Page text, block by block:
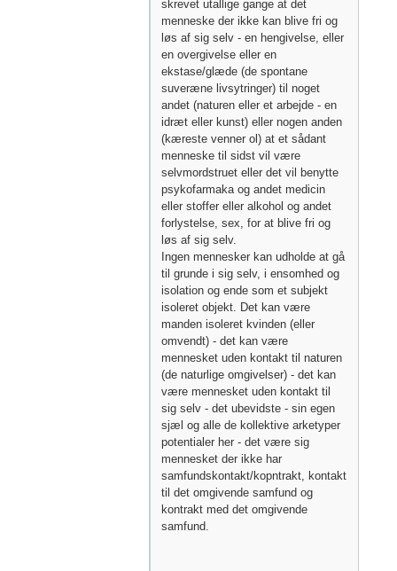
skrevet utallige gange at det
menneske der ikke kan blive fri og
løs af sig selv - en hengivelse, eller
en overgivelse eller en
ekstase/glæde (de spontane
suveræne livsytringer) til noget
andet (naturen eller et arbejde - en
idræt eller kunst) eller nogen anden
(kæreste venner ol) at et sådant
menneske til sidst vil være
selvmordstruet eller det vil benytte
psykofarmaka og andet medicin
eller stoffer eller alkohol og andet
forlystelse, sex, for at blive fri og
løs af sig selv.
Ingen mennesker kan udholde at gå
til grunde i sig selv, i ensomhed og
isolation og ende som et subjekt
isoleret objekt. Det kan være
manden isoleret kvinden (eller
omvendt) - det kan være
mennesket uden kontakt til naturen
(de naturlige omgivelser) - det kan
være mennesket uden kontakt til
sig selv - det ubevidste - sin egen
sjæl og alle de kollektive arketyper
potentialer her - det være sig
mennesket der ikke har
samfundskontakt/kopntrakt, kontakt
til det omgivende samfund og
kontrakt med det omgivende
samfund.